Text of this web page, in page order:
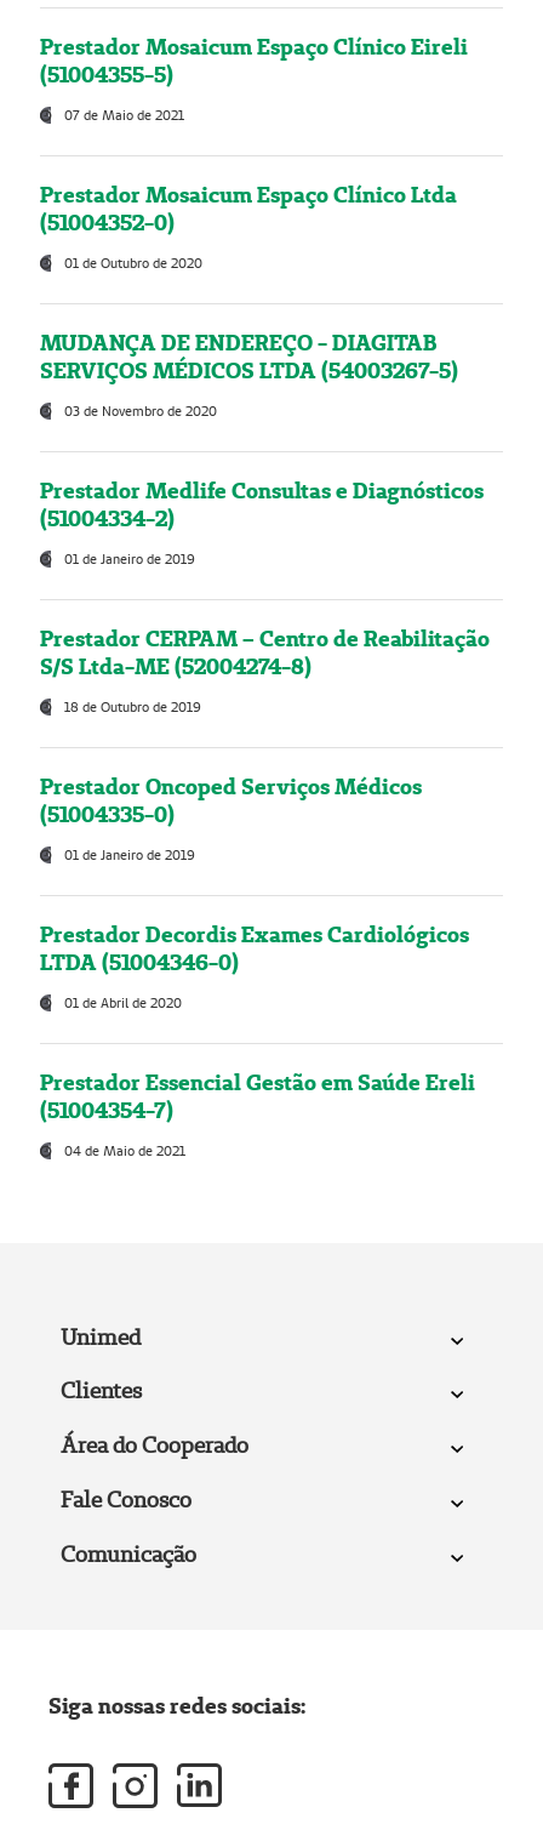
Prestador Mosaicum Espaço Clínico Eireli
(51004355-5)
07 de Maio de 2021
Prestador Mosaicum Espaço Clínico Ltda
(51004352-0)
01 de Outubro de 2020
MUDANÇA DE ENDEREÇO - DIAGITAB
SERVIÇOS MÉDICOS LTDA (54003267-5)
03 de Novembro de 2020
Prestador Medlife Consultas e Diagnósticos
(51004334-2)
01 de Janeiro de 2019
Prestador CERPAM – Centro de Reabilitação
S/S Ltda-ME (52004274-8)
18 de Outubro de 2019
Prestador Oncoped Serviços Médicos
(51004335-0)
01 de Janeiro de 2019
Prestador Decordis Exames Cardiológicos
LTDA (51004346-0)
01 de Abril de 2020
Prestador Essencial Gestão em Saúde Ereli
(51004354-7)
04 de Maio de 2021
Unimed
Clientes
Área do Cooperado
Fale Conosco
Comunicação
Siga nossas redes sociais: